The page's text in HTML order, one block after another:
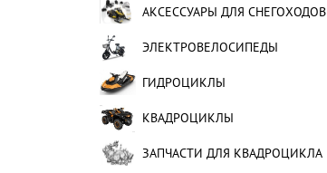
АКСЕССУАРЫ ДЛЯ СНЕГОХОДОВ
ЭЛЕКТРОВЕЛОСИПЕДЫ
ГИДРОЦИКЛЫ
КВАДРОЦИКЛЫ
ЗАПЧАСТИ ДЛЯ КВАДРОЦИКЛА